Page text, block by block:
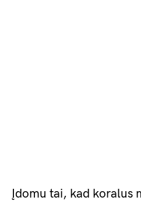
Įdomu tai, kad koralus